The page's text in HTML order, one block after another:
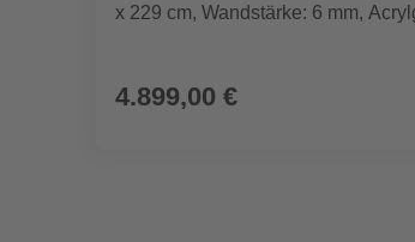
x 229 cm, Wandstärke: 6 mm,
4.899,00 €